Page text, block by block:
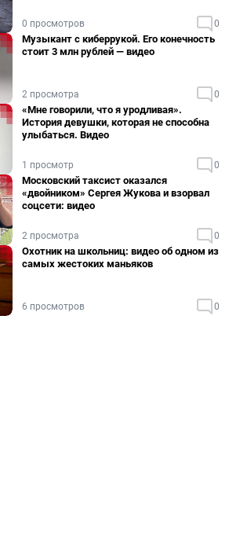
0 просмотров 0
Музыкант с киберрукой. Его конечность
стоит 3 млн рублей — видео
2 просмотра 0
«Мне говорили, что я уродливая».
История девушки, которая не способна
улыбаться. Видео
1 просмотр 0
Московский таксист оказался
«двойником» Сергея Жукова и взорвал
соцсети: видео
2 просмотра 0
Охотник на школьниц: видео об одном из
самых жестоких маньяков
6 просмотров 0